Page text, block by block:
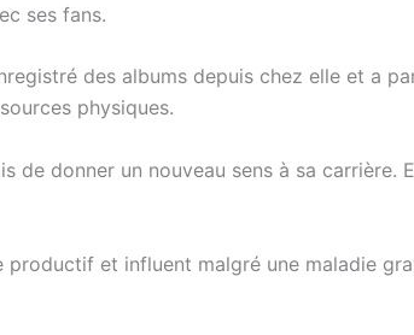
ses fans.
des albums depuis chez elle et a
physiques.
de donner un nouveau sens à sa carrière.
et influent malgré une maladie